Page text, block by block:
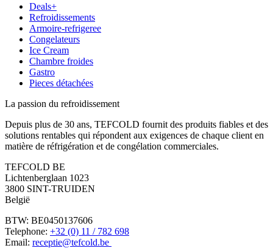
Deals+
Refroidissements
Armoire-refrigeree
Congelateurs
Ice Cream
Chambre froides
Gastro
Pieces détachées
La passion du refroidissement
Depuis plus de 30 ans, TEFCOLD fournit des produits fiables et des
solutions rentables qui répondent aux exigences de chaque client en
matière de réfrigération et de congélation commerciales.
TEFCOLD BE
Lichtenberglaan 1023
3800 SINT-TRUIDEN
België
BTW: BE0450137606
Telephone: +32 (0) 11 / 782 698
Email: receptie@tefcold.be